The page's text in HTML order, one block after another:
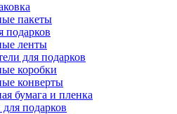
пакеты
подарков
ленты
для подарков
коробки
конверты
бумага и пленка
подарков